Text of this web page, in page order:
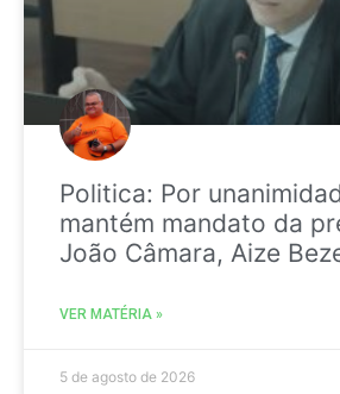
Politica: Por
mantém mandato da
João Câmara, Aize
VER MATÉRIA »
5 de agosto de 2026